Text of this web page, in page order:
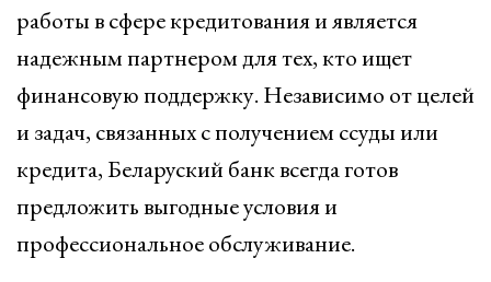
работы в сфере кредитования и является
надежным партнером для тех, кто ищет
финансовую поддержку. Независимо от целей
и задач, связанных с получением ссуды или
кредита, Беларуский банк всегда готов
предложить выгодные условия и
профессиональное обслуживание.